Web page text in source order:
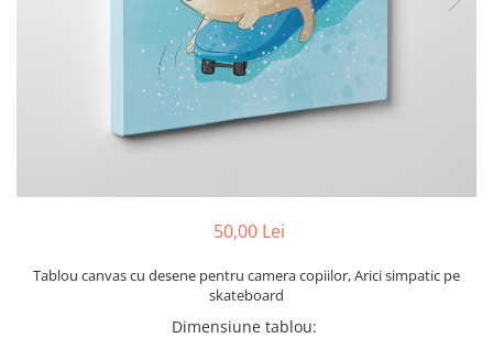
Tricou personalizat cu imaginea
sau textul tau
50,00 Lei
Tablou canvas cu desene pentru camera copiilor, Arici simpatic pe
skateboard
Dimensiune tablou: